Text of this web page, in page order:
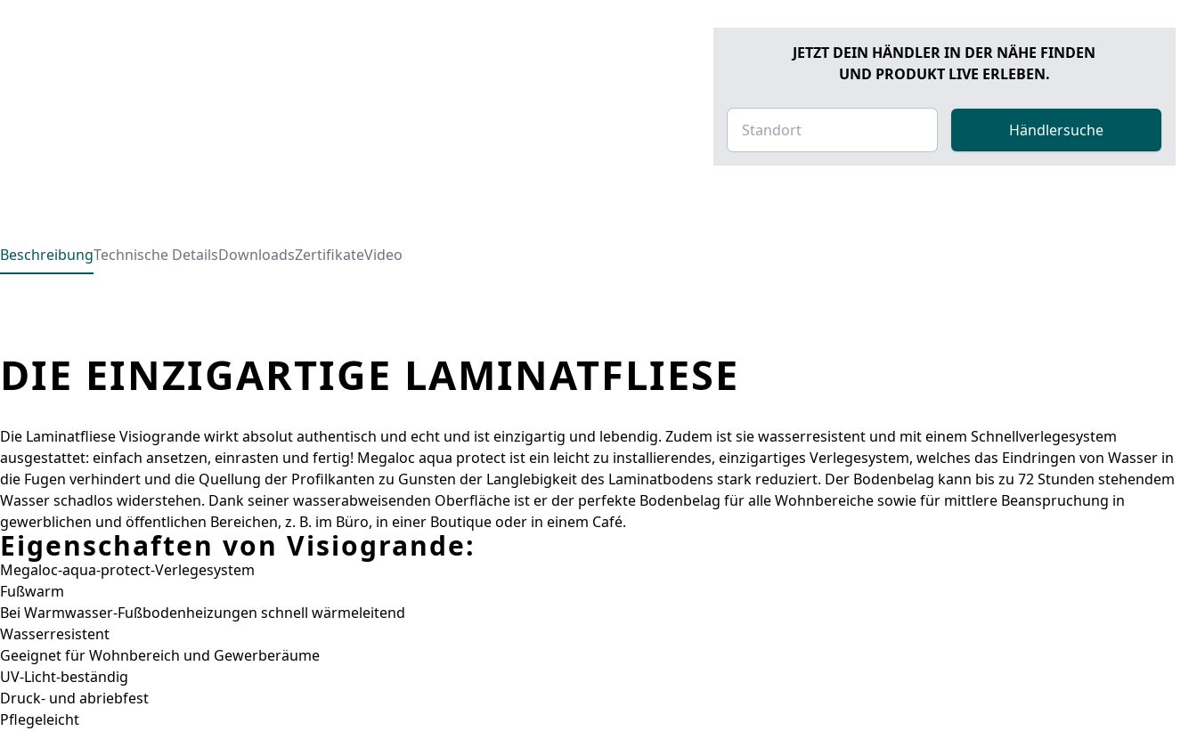
JETZT DEIN HÄNDLER IN DER NÄHE FINDEN
UND PRODUKT LIVE ERLEBEN.
Händlersuche
BeschreibungTechnische DetailsDownloadsZertifikateVideo
DIE EINZIGARTIGE LAMINATFLIESE
Die Laminatfliese Visiogrande wirkt absolut authentisch und echt und ist einzigartig und lebendig. Zudem ist sie wasserresistent und mit einem Schnellverlegesystem
ausgestattet: einfach ansetzen, einrasten und fertig! Megaloc aqua protect ist ein leicht zu installierendes, einzigartiges Verlegesystem, welches das Eindringen von Wasser in
die Fugen verhindert und die Quellung der Profilkanten zu Gunsten der Langlebigkeit des Laminatbodens stark reduziert. Der Bodenbelag kann bis zu 72 Stunden stehendem
Wasser schadlos widerstehen. Dank seiner wasserabweisenden Oberfläche ist er der perfekte Bodenbelag für alle Wohnbereiche sowie für mittlere Beanspruchung in
gewerblichen und öffentlichen Bereichen, z. B. im Büro, in einer Boutique oder in einem Café.
Eigenschaften von Visiogrande:
Megaloc-aqua-protect-Verlegesystem
Fußwarm
Bei Warmwasser-Fußbodenheizungen schnell wärmeleitend
Wasserresistent
Geeignet für Wohnbereich und Gewerberäume
UV-Licht-beständig
Druck- und abriebfest
Pflegeleicht